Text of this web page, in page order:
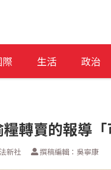
生活 政治
轉賣的報導「
新社 撰稿編輯：吳寧康